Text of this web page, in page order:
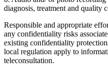
diagnosis, treatment and quality
Responsible and appropriate
any confidentiality risks
existing confidentiality
local regulation apply to
teleconsultation.